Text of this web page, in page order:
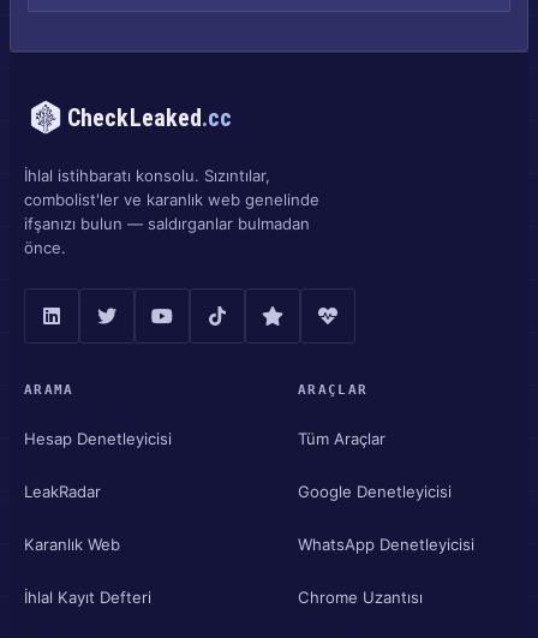
CheckLeaked.cc
İhlal istihbaratı konsolu. Sızıntılar,
combolist'ler ve karanlık web genelinde
ifşanızı bulun — saldırganlar bulmadan
önce.
ARAMA
Hesap Denetleyicisi
LeakRadar
Karanlık Web
İhlal Kayıt Defteri
ARAÇLAR
Tüm Araçlar
Google Denetleyicisi
WhatsApp Denetleyicisi
Chrome Uzantısı